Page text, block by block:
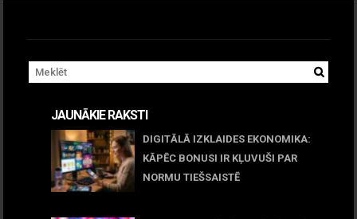
JAUNĀKIE RAKSTI
DIGITĀLĀ IZKLAIDES EKONOMIKA:
KĀPĒC BONUSI IR KĻUVUŠI PAR
NORMU TIEŠSAISTĒ